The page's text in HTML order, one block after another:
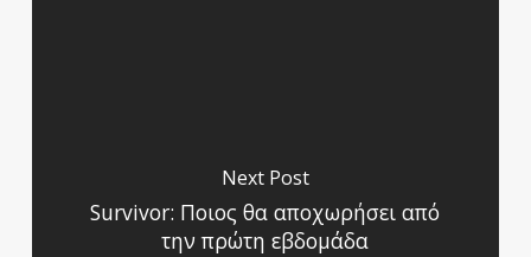
Next Post
Survivor: Ποιος θα αποχωρήσει από
την πρώτη εβδομάδα